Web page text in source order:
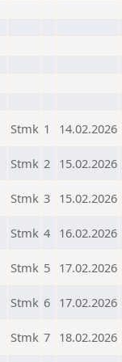
Stmk 1 14.02.2026
Stmk 2 15.02.2026
Stmk 3 15.02.2026
Stmk 4 16.02.2026
Stmk 5 17.02.2026
Stmk 6 17.02.2026
Stmk 7 18.02.2026